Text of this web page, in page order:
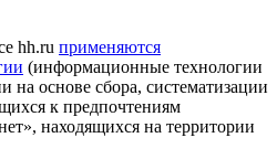
hh.ru применяются
(информационные технологии
на основе сбора, систематизации
к предпочтениям
находящихся на территории